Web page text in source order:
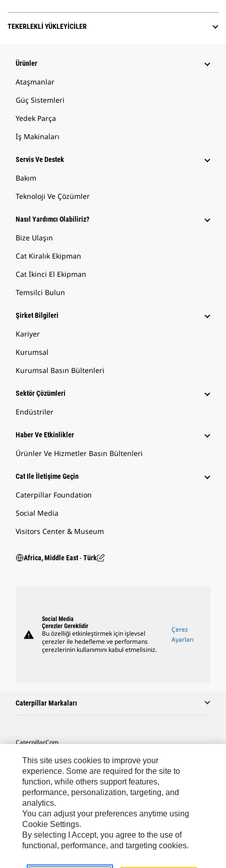
TEKERLEKLI YÜKLEYICILER
Ürünler
Ataşmanlar
Güç Sistemleri
Yedek Parça
İş Makinaları
Servis Ve Destek
Bakım
Teknoloji Ve Çözümler
Nasıl Yardımcı Olabiliriz?
Bize Ulaşın
Cat Kiralık Ekipman
Cat İkinci El Ekipman
Temsilci Bulun
Şirket Bilgileri
Kariyer
Kurumsal
Kurumsal Basın Bültenleri
Sektör Çözümleri
Endüstriler
Haber Ve Etkinlikler
Ürünler Ve Hizmetler Basın Bültenleri
Cat Ile İletişime Geçin
Caterpillar Foundation
Social Media
Visitors Center & Museum
Africa, Middle East ‧ Türk
warning
Social Media
Çerezler Gereklidir
Bu özelliği etkinleştirmek için işlevsel
çerezler ile hedefleme ve performans
çerezlerinin kullanımını kabul etmelisiniz.
Çerez
Ayarları
Caterpillar Markaları
Caterpillar.com
Caterpillar Müşteri Hizmetleri Ve Iletişim
Site Haritası
Cookie Settings
Yasal
Gizlilik
This site uses cookies to improve your
experience. Some are required for the site to
function, while others support features,
performance, personalization, targeting, and
analytics.
You can adjust your preferences anytime using
Cookie Settings.
By selecting I Accept, you agree to the use of
functional, performance, and targeting cookies.